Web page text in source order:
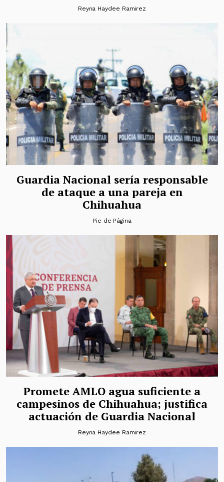
Reyna Haydee Ramirez
Guardia Nacional sería responsable
de ataque a una pareja en
Chihuahua
Pie de Página
Promete AMLO agua suficiente a
campesinos de Chihuahua; justifica
actuación de Guardia Nacional
Reyna Haydee Ramirez